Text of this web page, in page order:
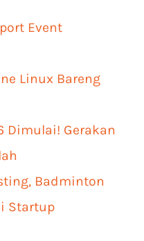
Event
Linux Bareng
Dimulai! Gerakan
Badminton
Startup